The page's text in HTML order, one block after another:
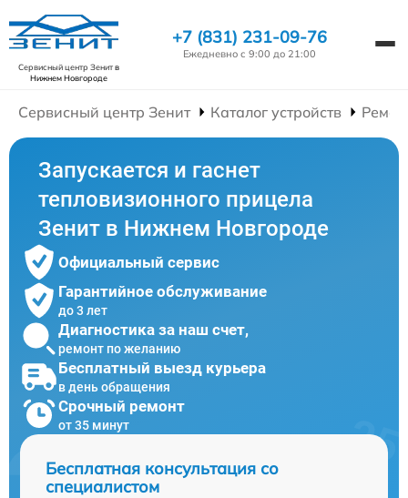
Сервисный центр Зенитв
Нижнем Новгороде
+7 (831) 231-09-76
Ежедневно с 9:00 до 21:00
Сервисный центр Зенит Каталог устройств
Запускается и гаснет
тепловизионного прицела
Зенит в Нижнем Новгороде
Официальный сервис
Гарантийное обслуживание
до 3 лет
Диагностика за наш счет,
ремонт по желанию
Бесплатный выезд курьера
в день обращения
Срочный ремонт
от 35 минут
Бесплатная консультация со
специалистом